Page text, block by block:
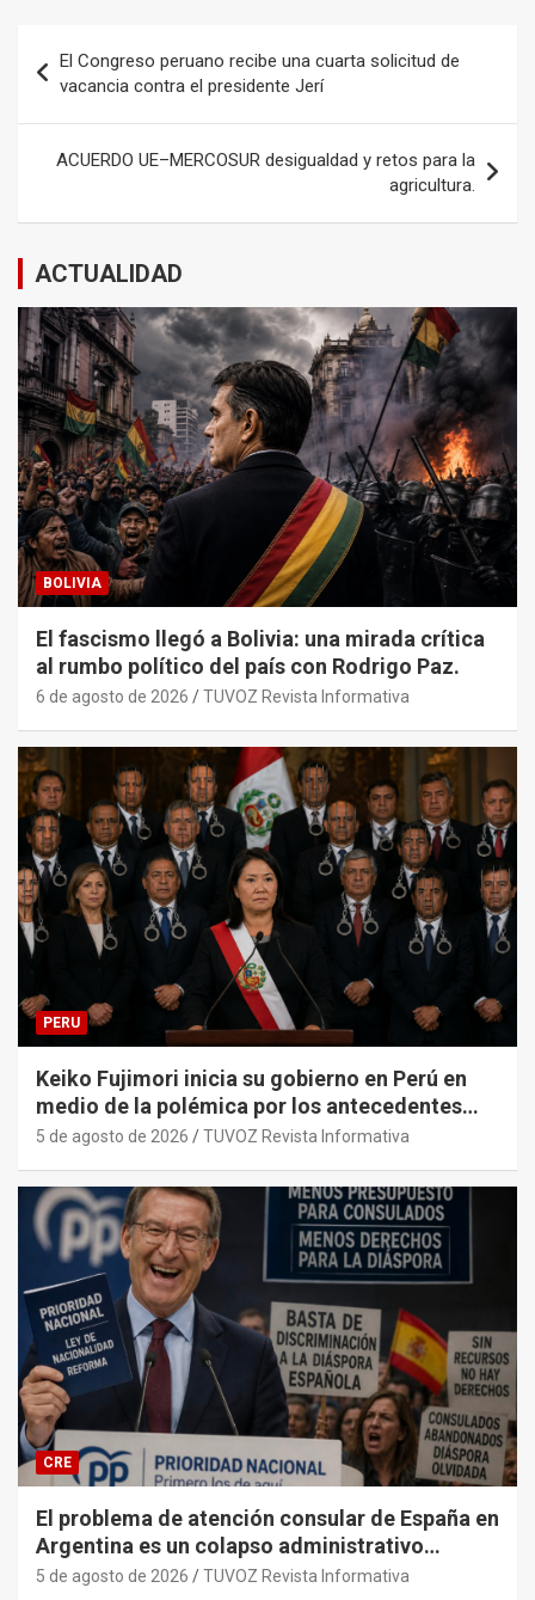
de
entradas
El Congreso peruano recibe una cuarta solicitud de
vacancia contra el presidente Jerí
ACUERDO UE–MERCOSUR desigualdad y retos para la
agricultura.
ACTUALIDAD
BOLIVIA
El fascismo llegó a Bolivia: una mirada crítica
al rumbo político del país con Rodrigo Paz.
6 de agosto de 2026 TUVOZ Revista Informativa
PERU
Keiko Fujimori inicia su gobierno en Perú en
medio de la polémica por los antecedentes
penales de su primer gabinete ministerial.
5 de agosto de 2026 TUVOZ Revista Informativa
CRE
El problema de atención consular de España en
Argentina es un colapso administrativo
histórico y sistémico provocado por el PP y
5 de agosto de 2026 TUVOZ Revista Informativa